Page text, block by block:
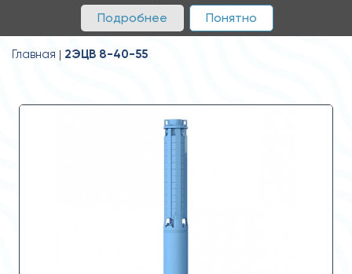
Подробнее Понятно
Главная 2ЭЦВ 8-40-55